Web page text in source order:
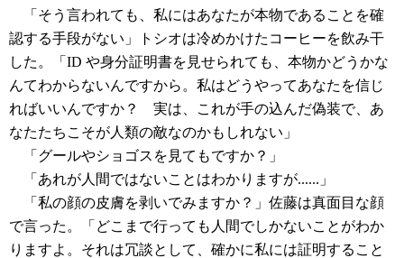
「そう言われても、私にはあなたが本物であることを確
認する手段がない」トシオは冷めかけたコーヒーを飲み干
した。「ID や身分証明書を見せられても、本物かどうかな
んてわからないんですから。私はどうやってあなたを信じ
ればいいんですか？ 実は、これが手の込んだ偽装で、あ
なたたちこそが人類の敵なのかもしれない」
「グールやショゴスを見てもですか？」
「あれが人間ではないことはわかりますが......」
「私の顔の皮膚を剥いでみますか？」佐藤は真面目な顔
で言った。「どこまで行っても人間でしかないことがわか
りますよ。それは冗談として、確かに私には証明すること